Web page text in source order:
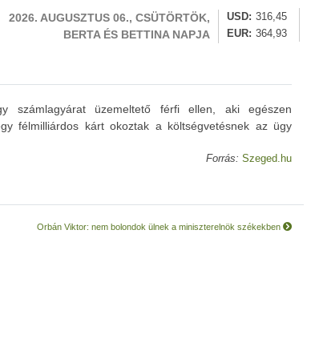
2026. AUGUSZTUS 06., CSÜTÖRTÖK,
BERTA ÉS BETTINA NAPJA
USD
316,45
EUR
364,93
számlagyárat üzemeltető férfi ellen, aki egészen
félmilliárdos kárt okoztak a költségvetésnek az ügy
Forrás: Szeged.hu
Orbán Viktor: nem bolondok ülnek a miniszterelnök székekben